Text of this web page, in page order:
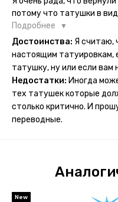
потому что татушки в
просто не "усиживались",
вообще слазили, вот
через сутки проявился и
потому что у меня ещё
татуировок(
Подробнее
Достоинства: Я считаю,
настоящим татуировкам,
татушку, ну или если вам
Недостатки: Иногда
тех татушек которые
столько критично. И
переводные.
New